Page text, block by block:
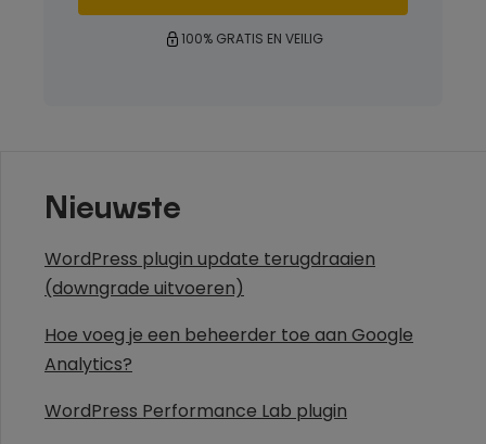
100% GRATIS EN VEILIG
Nieuwste
WordPress plugin update terugdraaien
(downgrade uitvoeren)
Hoe voeg je een beheerder toe aan Google
Analytics?
WordPress Performance Lab plugin